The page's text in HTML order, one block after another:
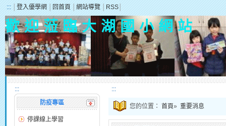
::: 登入優學網 回首頁 網站導覽 RSS
歡 迎 蒞 臨 大 湖 國 小 網 站
:::
防疫專區
停課線上學習
:::
您的位置： 首頁» 重要消息